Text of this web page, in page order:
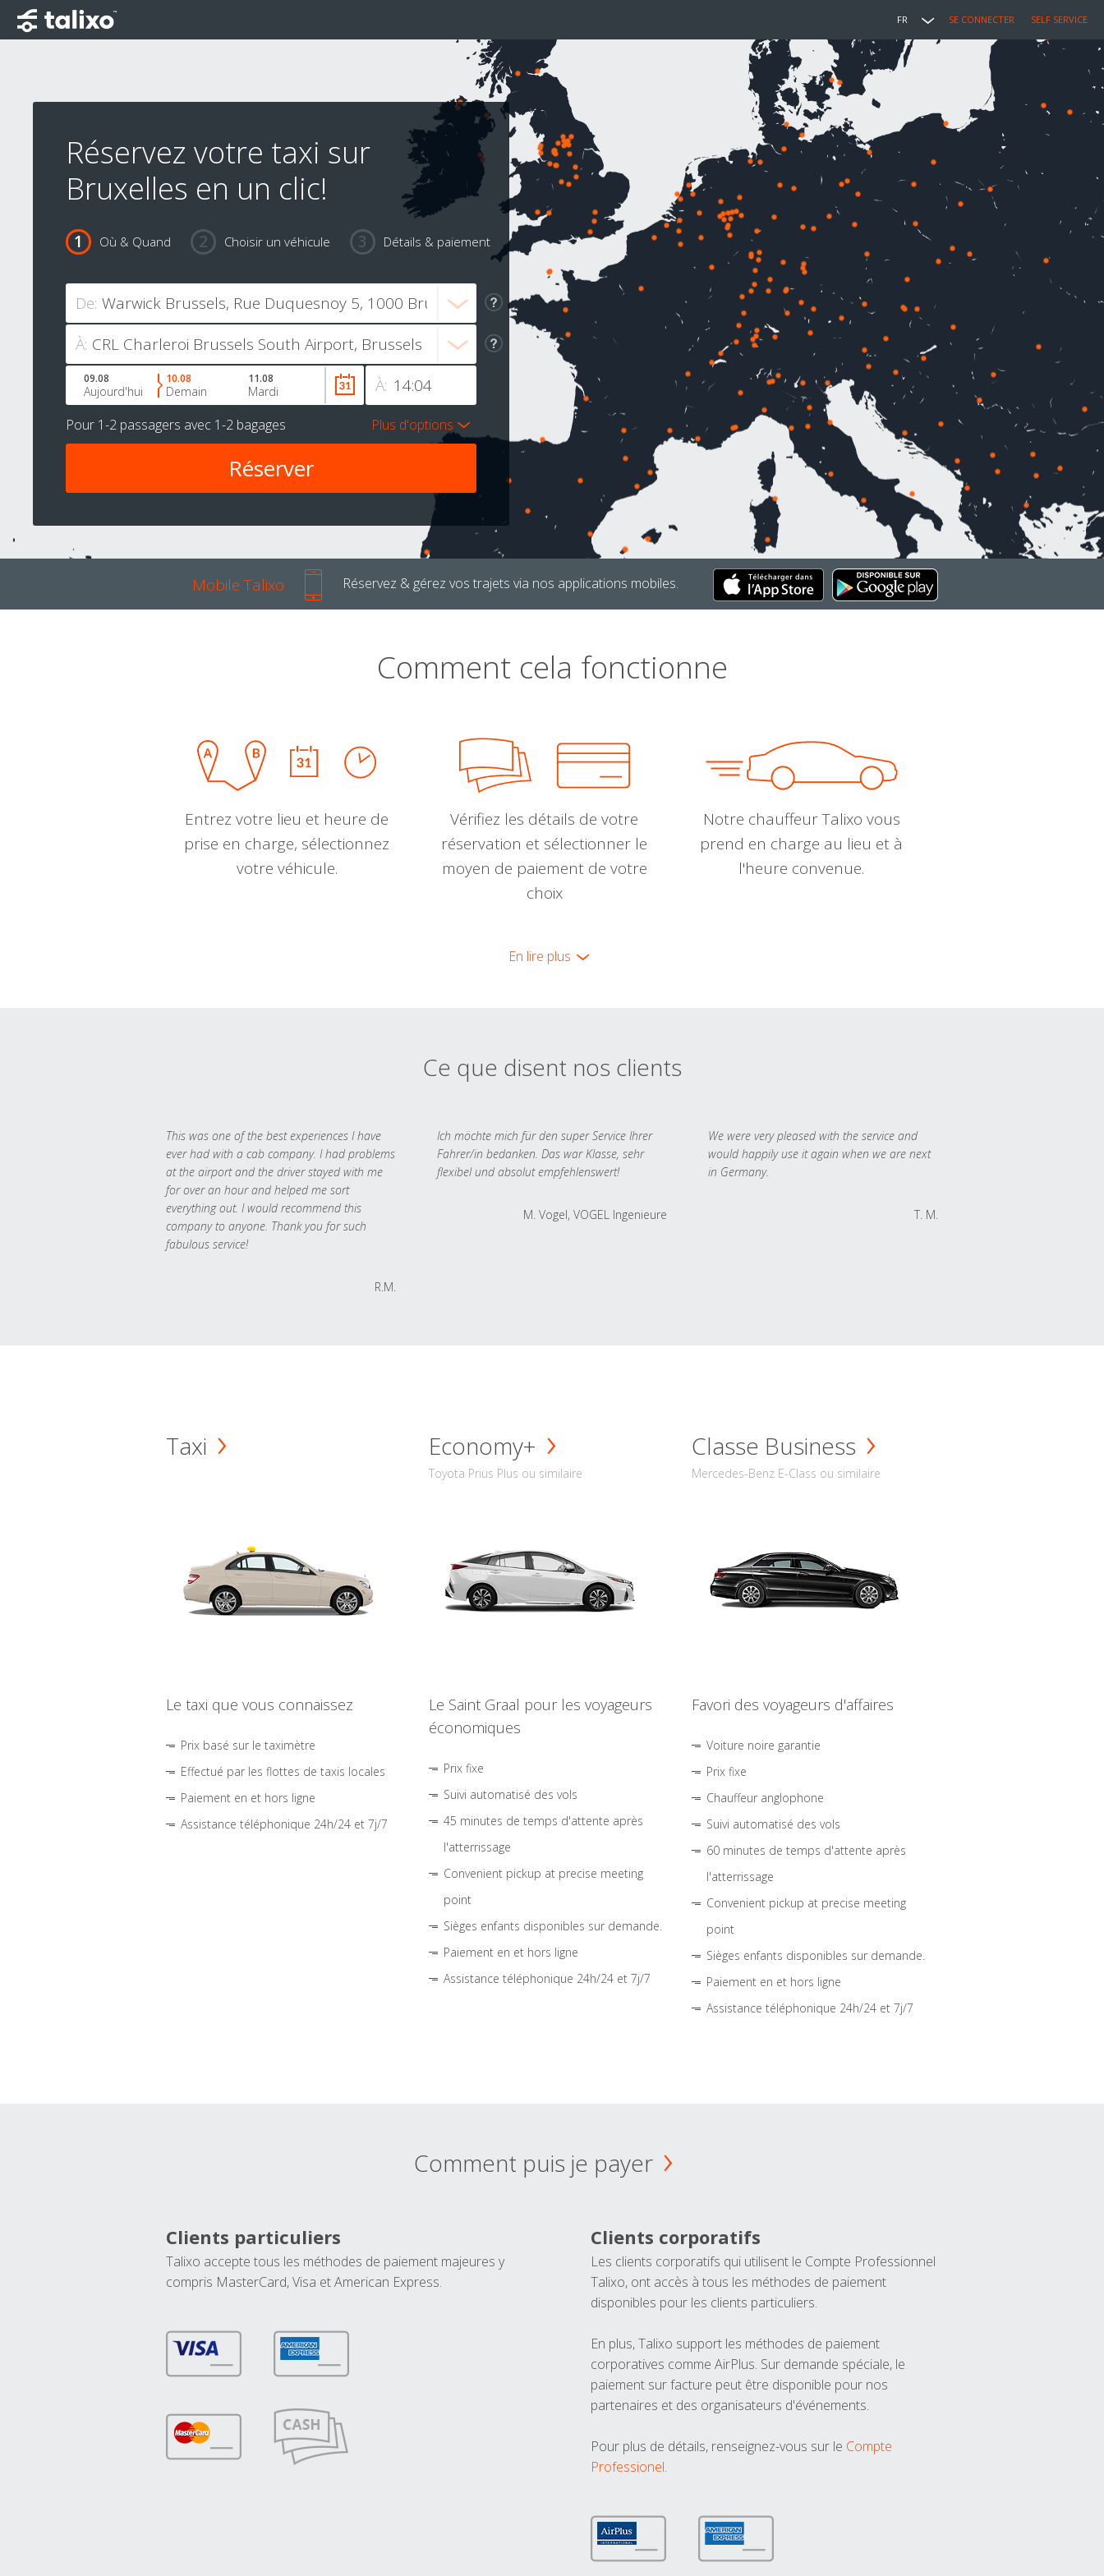
FR SE CONNECTER SELF SERVICE
Réservez votre taxi sur
Bruxelles en un clic!
Où & Quand Choisir un véhicule Détails & paiement
De:
À:
À:
09.08
Aujourd'hui
10.08
Demain
11.08
Mardi
Pour 1-2 passagers avec 1-2 bagages Plus d'options
Mobile Talixo Réservez & gérez vos trajets via nos applications mobiles.
Comment cela fonctionne
Entrez votre lieu et heure de
prise en charge, sélectionnez
votre véhicule.
Vérifiez les détails de votre
réservation et sélectionner le
moyen de paiement de votre
choix
Notre chauffeur Talixo vous
prend en charge au lieu et à
l'heure convenue.
En lire plus
Ce que disent nos clients
This was one of the best experiences I have
ever had with a cab company. I had problems
at the airport and the driver stayed with me
for over an hour and helped me sort
everything out. I would recommend this
company to anyone. Thank you for such
fabulous service!
R.M.
Ich möchte mich für den super Service Ihrer
Fahrer/in bedanken. Das war Klasse, sehr
flexibel und absolut empfehlenswert!
M. Vogel, VOGEL Ingenieure
We were very pleased with the service and
would happily use it again when we are next
in Germany.
T. M.
Taxi
Le taxi que vous connaissez
Prix basé sur le taximètre
Effectué par les flottes de taxis locales
Paiement en et hors ligne
Assistance téléphonique 24h/24 et 7j/7
Economy+
Toyota Prius Plus ou similaire
Le Saint Graal pour les voyageurs
économiques
Prix fixe
Suivi automatisé des vols
45 minutes de temps d'attente après
l'atterrissage
Convenient pickup at precise meeting
point
Sièges enfants disponibles sur demande.
Paiement en et hors ligne
Assistance téléphonique 24h/24 et 7j/7
Classe Business
Mercedes-Benz E-Class ou similaire
Favori des voyageurs d'affaires
Voiture noire garantie
Prix fixe
Chauffeur anglophone
Suivi automatisé des vols
60 minutes de temps d'attente après
l'atterrissage
Convenient pickup at precise meeting
point
Sièges enfants disponibles sur demande.
Paiement en et hors ligne
Assistance téléphonique 24h/24 et 7j/7
Comment puis je payer
Clients particuliers
Talixo accepte tous les méthodes de paiement majeures y
compris MasterCard, Visa et American Express.
Clients corporatifs
Les clients corporatifs qui utilisent le Compte Professionnel
Talixo, ont accès à tous les méthodes de paiement
disponibles pour les clients particuliers.
En plus, Talixo support les méthodes de paiement
corporatives comme AirPlus. Sur demande spéciale, le
paiement sur facture peut être disponible pour nos
partenaires et des organisateurs d'événements.
Pour plus de détails, renseignez-vous sur le Compte
Professionel.